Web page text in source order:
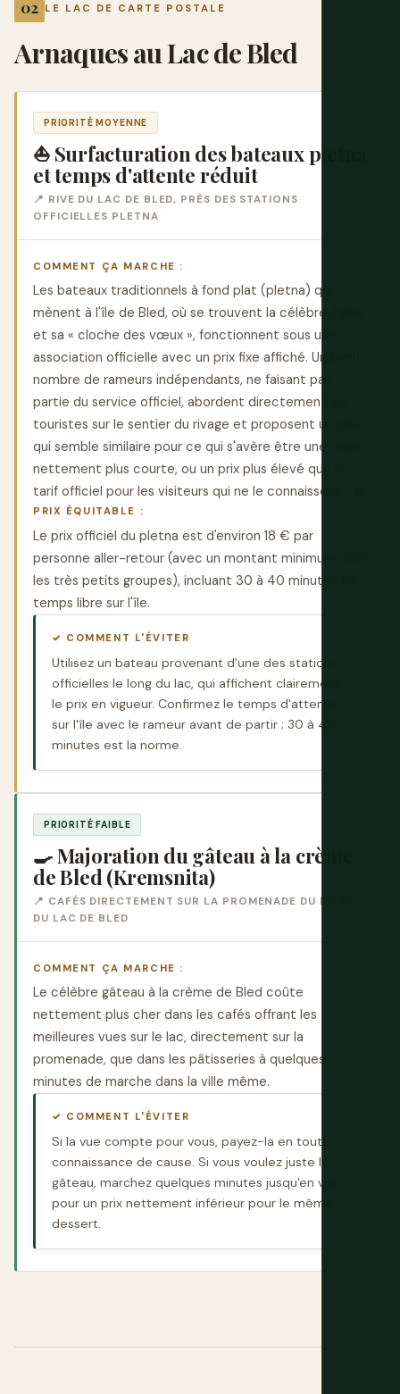
LE LAC DE CARTE POSTALE
Arnaques au Lac de Bled
PRIORITÉ MOYENNE
⛵ Surfacturation des bateaux pletna
et temps d'attente réduit
📍 RIVE DU LAC DE BLED, PRÈS DES STATIONS
OFFICIELLES PLETNA
COMMENT ÇA MARCHE :
Les bateaux traditionnels à fond plat (pletna) qui
mènent à l'île de Bled, où se trouvent la célèbre église
et sa « cloche des vœux », fonctionnent sous une
association officielle avec un prix fixe affiché. Un petit
nombre de rameurs indépendants, ne faisant pas
partie du service officiel, abordent directement les
touristes sur le sentier du rivage et proposent un prix
qui semble similaire pour ce qui s'avère être une visite
nettement plus courte, ou un prix plus élevé que le
tarif officiel pour les visiteurs qui ne le connaissent pas.
PRIX ÉQUITABLE :
Le prix officiel du pletna est d'environ 18 € par
personne aller-retour (avec un montant minimum pour
les très petits groupes), incluant 30 à 40 minutes de
temps libre sur l'île.
✓ COMMENT L'ÉVITER
Utilisez un bateau provenant d'une des stations
officielles le long du lac, qui affichent clairement
le prix en vigueur. Confirmez le temps d'attente
sur l'île avec le rameur avant de partir ; 30 à 40
minutes est la norme.
PRIORITÉ FAIBLE
🍳 Majoration du gâteau à la crème
de Bled (Kremsnita)
📍 CAFÉS DIRECTEMENT SUR LA PROMENADE DU BORD
DU LAC DE BLED
COMMENT ÇA MARCHE :
Le célèbre gâteau à la crème de Bled coûte
nettement plus cher dans les cafés offrant les
meilleures vues sur le lac, directement sur la
promenade, que dans les pâtisseries à quelques
minutes de marche dans la ville même.
✓ COMMENT L'ÉVITER
Si la vue compte pour vous, payez-la en toute
connaissance de cause. Si vous voulez juste le
gâteau, marchez quelques minutes jusqu'en ville
pour un prix nettement inférieur pour le même
dessert.